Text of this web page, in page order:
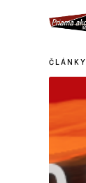
ČLÁNKY